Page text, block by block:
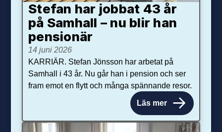
Stefan har jobbat 43 år
på Samhall – nu blir han
pensionär
14 juni 2026
KARRIÄR. Stefan Jönsson har arbetat på
Samhall i 43 år. Nu går han i pension och ser
fram emot en flytt och många spännande resor.
Läs mer